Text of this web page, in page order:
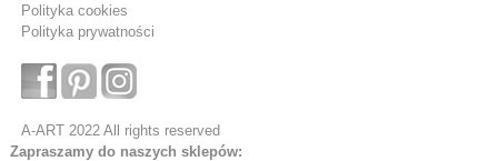
Polityka cookies
Polityka prywatności
A-ART 2022 All rights reserved
Zapraszamy do naszych sklepów: